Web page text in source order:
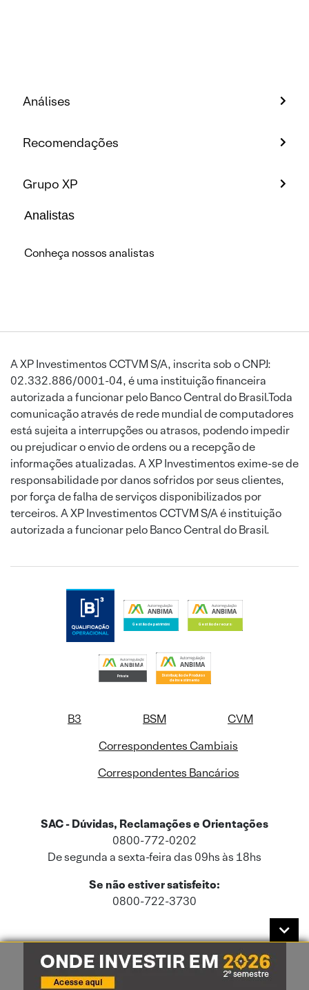
Análises
Recomendações
Grupo XP
Analistas
Conheça nossos analistas
A XP Investimentos CCTVM S/A, inscrita sob o CNPJ:
02.332.886/0001-04, é uma instituição financeira
autorizada a funcionar pelo Banco Central do Brasil.Toda
comunicação através de rede mundial de computadores
está sujeita a interrupções ou atrasos, podendo impedir
ou prejudicar o envio de ordens ou a recepção de
informações atualizadas. A XP Investimentos exime-se de
responsabilidade por danos sofridos por seus clientes,
por força de falha de serviços disponibilizados por
terceiros. A XP Investimentos CCTVM S/A é instituição
autorizada a funcionar pelo Banco Central do Brasil.
B3 BSM
CVM
Correspondentes Cambiais
Correspondentes Bancários
SAC - Dúvidas, Reclamações e Orientações
0800-772-0202
De segunda a sexta-feira das 09hs às 18hs
Se não estiver satisfeito:
0800-722-3730
Este site usa cookies e dados pessoais de acordo com a nossaPolítica de
Cookies
e a nossaPolítica de Privacidade.